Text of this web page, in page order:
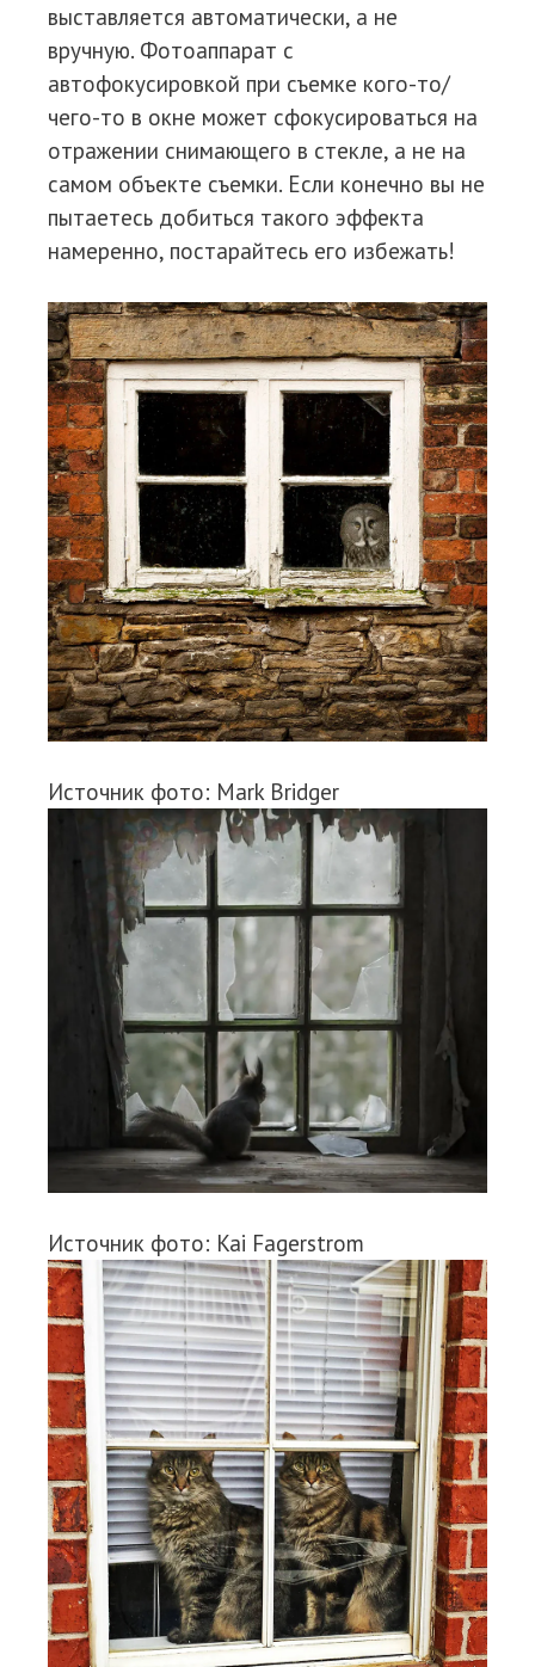
выставляется автоматически, а не
вручную. Фотоаппарат с
автофокусировкой при съемке кого-то/
чего-то в окне может сфокусироваться на
отражении снимающего в стекле, а не на
самом объекте съемки. Если конечно вы не
пытаетесь добиться такого эффекта
намеренно, постарайтесь его избежать!
Источник фото: Mark Bridger
Источник фото: Kai Fagerstrom